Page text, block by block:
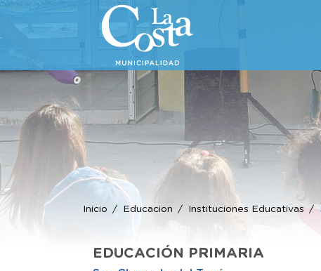
Inicio Educacion Instituciones Educativas
EDUCACIÓN PRIMARIA